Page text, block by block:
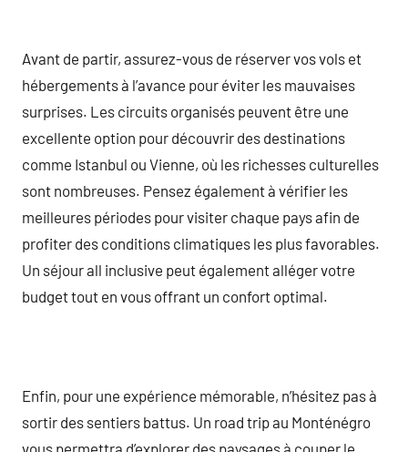
Avant de partir, assurez-vous de réserver vos vols et
hébergements à l’avance pour éviter les mauvaises
surprises. Les circuits organisés peuvent être une
excellente option pour découvrir des destinations
comme Istanbul ou Vienne, où les richesses culturelles
sont nombreuses. Pensez également à vérifier les
meilleures périodes pour visiter chaque pays afin de
profiter des conditions climatiques les plus favorables.
Un séjour all inclusive peut également alléger votre
budget tout en vous offrant un confort optimal.
Enfin, pour une expérience mémorable, n’hésitez pas à
sortir des sentiers battus. Un road trip au Monténégro
vous permettra d’explorer des paysages à couper le